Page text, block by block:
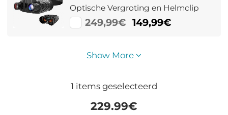
Optische Vergroting en Helmclip
249,99€ 149,99€
Show More
1 items geselecteerd
229.99€